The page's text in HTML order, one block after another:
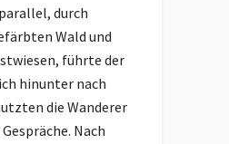
durch
Wald und
führte der
hinunter nach
die Wanderer
Nach